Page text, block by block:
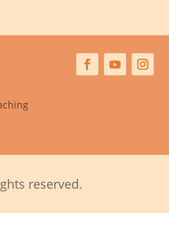
reserved.